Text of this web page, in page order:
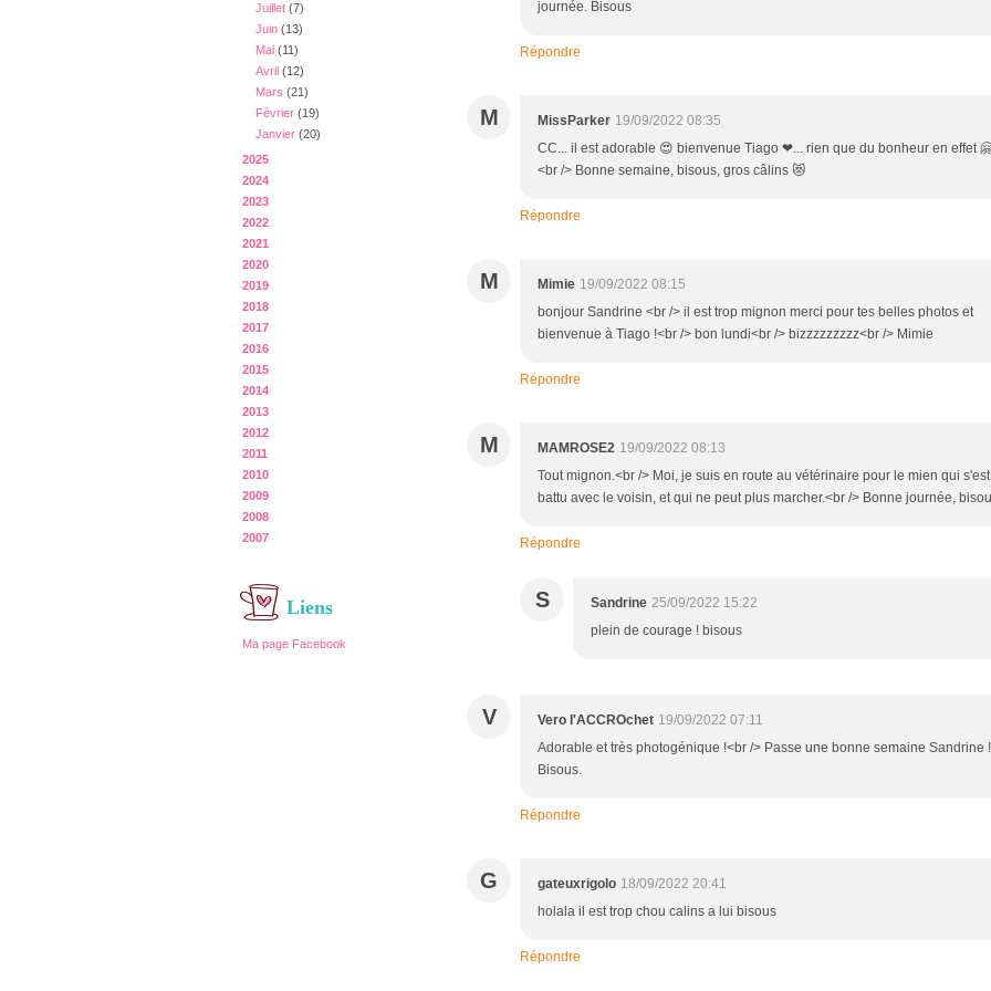
Juillet (7)
Juin (13)
Mai (11)
Avril (12)
Mars (21)
Février (19)
Janvier (20)
2025
2024
2023
2022
2021
2020
2019
2018
2017
2016
2015
2014
2013
2012
2011
2010
2009
2008
2007
Liens
Ma page Facebook
journée. Bisous
Répondre
M MissParker 19/09/2022 08:35
CC... il est adorable 😍 bienvenue Tiago ❤... rien que du bonheur en effet
<br /> Bonne semaine, bisous, gros câlins 😻
Répondre
M Mimie 19/09/2022 08:15
bonjour Sandrine <br /> il est trop mignon merci pour tes belles photos et
bienvenue à Tiago !<br /> bon lundi<br /> bizzzzzzzzz<br /> Mimie
Répondre
M MAMROSE2 19/09/2022 08:13
Tout mignon.<br /> Moi, je suis en route au vétérinaire pour le mien qui s'est
battu avec le voisin, et qui ne peut plus marcher.<br /> Bonne journée,
Répondre
S Sandrine 25/09/2022 15:22
plein de courage ! bisous
V Vero l'ACCROchet 19/09/2022 07:11
Adorable et très photogénique !<br /> Passe une bonne semaine Sandrine !
Bisous.
Répondre
G gateuxrigolo 18/09/2022 20:41
holala il est trop chou calins a lui bisous
Répondre